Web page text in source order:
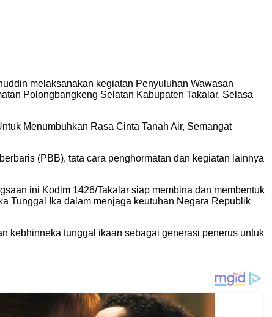
melaksanakan kegiatan Penyuluhan Wawasan
Polongbangkeng Selatan Kabupaten Takalar, Selasa
Menumbuhkan Rasa Cinta Tanah Air, Semangat
(PBB), tata cara penghormatan dan kegiatan lainnya
ini Kodim 1426/Takalar siap membina dan membentuk
Tunggal Ika dalam menjaga keutuhan Negara Republik
kebhinneka tunggal ikaan sebagai generasi penerus untuk